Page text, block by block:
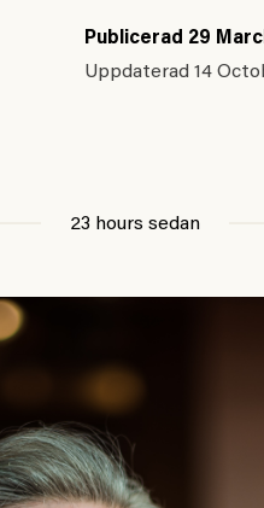
Publicerad 29
Uppdaterad 14
23 hours sedan